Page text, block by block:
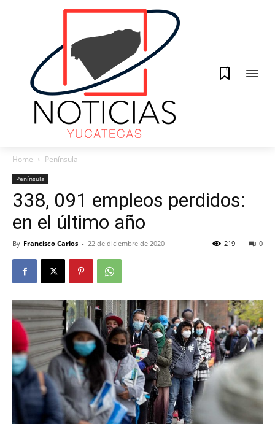
0
Home Península
Península
338, 091 empleos perdidos:
en el último año
By Francisco Carlos - 22 de diciembre de 2020 0
219